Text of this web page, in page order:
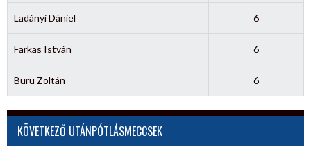
Ladányi Dániel 6
Farkas István 6
Buru Zoltán 6
KÖVETKEZŐ UTÁNPÓTLÁSMECCSEK